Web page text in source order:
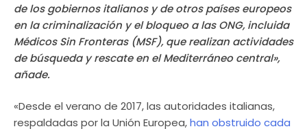
de los gobiernos italianos y de otros países europeos
en la criminalización y el bloqueo a las ONG, incluida
Médicos Sin Fronteras (MSF), que realizan actividades
de búsqueda y rescate en el Mediterráneo central»,
añade.
«Desde el verano de 2017, las autoridades italianas,
respaldadas por la Unión Europea,han obstruido cada